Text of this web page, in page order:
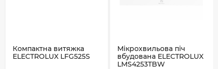
Компактна витяжка
ELECTROLUX LFG525S
Мікрохвильова піч
вбудована ELECTROLUX
LMS4253TBW